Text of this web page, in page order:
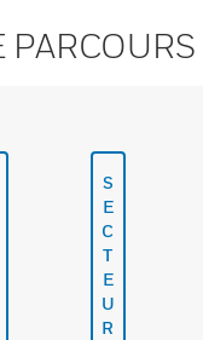
PARCOURS
S
E
C
T
E
U
R